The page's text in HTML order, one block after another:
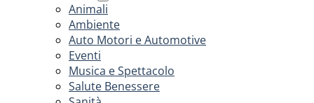
Animali
Ambiente
Auto Motori e Automotive
Eventi
Musica e Spettacolo
Salute Benessere